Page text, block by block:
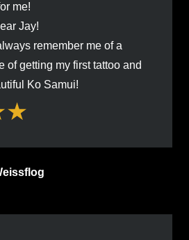
me!
Jay!
remember me of a
of getting my first tattoo and
Ko Samui!